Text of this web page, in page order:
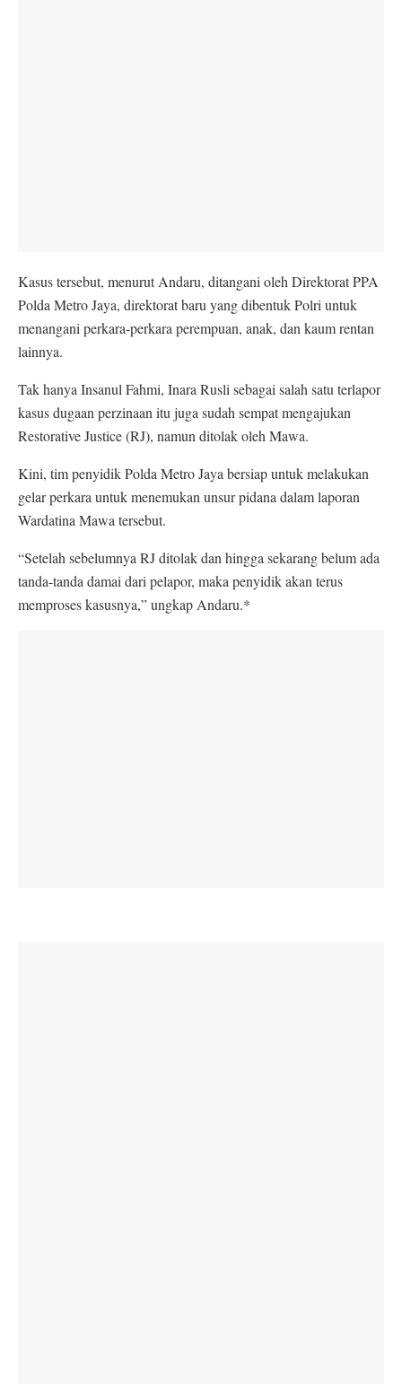
Kasus tersebut, menurut Andaru, ditangani oleh Direktorat PPA
Polda Metro Jaya, direktorat baru yang dibentuk Polri untuk
menangani perkara-perkara perempuan, anak, dan kaum rentan
lainnya.
Tak hanya Insanul Fahmi, Inara Rusli sebagai salah satu terlapor
kasus dugaan perzinaan itu juga sudah sempat mengajukan
Restorative Justice (RJ), namun ditolak oleh Mawa.
Kini, tim penyidik Polda Metro Jaya bersiap untuk melakukan
gelar perkara untuk menemukan unsur pidana dalam laporan
Wardatina Mawa tersebut.
“Setelah sebelumnya RJ ditolak dan hingga sekarang belum ada
tanda-tanda damai dari pelapor, maka penyidik akan terus
memproses kasusnya,” ungkap Andaru.*